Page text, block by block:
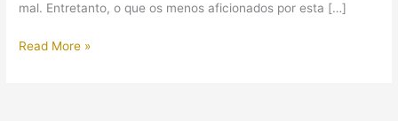
mal. Entretanto, o que os menos aficionados por esta […]
“Memórias
Read More »